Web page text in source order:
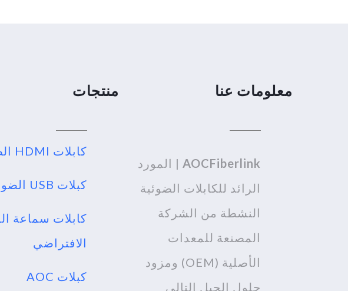
معلومات عنا
AOCFiberlink | المورد
الرائد للكابلات الضوئية
النشطة من الشركة
المصنعة للمعدات
الأصلية (OEM) ومزود
حلول الجيل التالي
منتجات
كابلات HDMI الضوئية
كبلات USB الضوئية
كابلات سماعة
الافتراضي
كبلات AOC